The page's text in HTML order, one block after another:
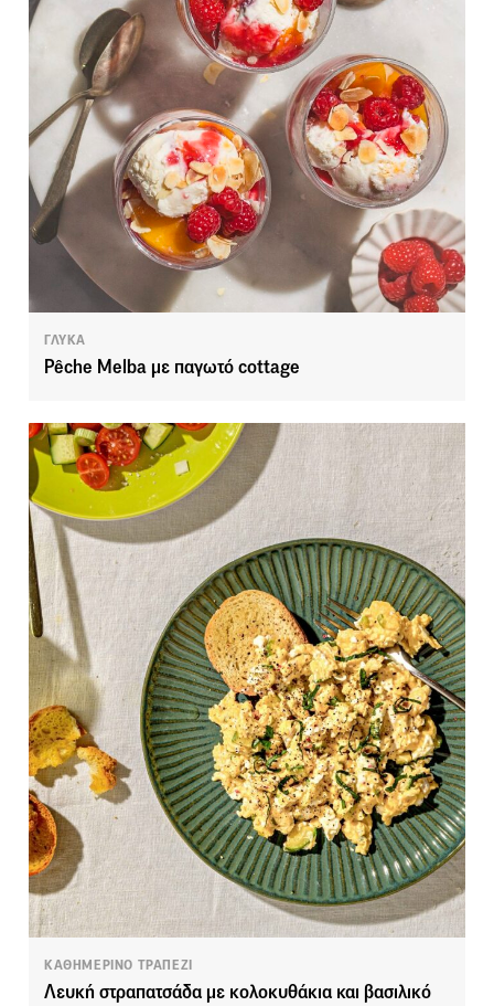
ΓΛΥΚΑ
Pêche Melba με παγωτό cottage
ΚΑΘΗΜΕΡΙΝΟ ΤΡΑΠΕΖΙ
Λευκή στραπατσάδα με κολοκυθάκια και βασιλικό